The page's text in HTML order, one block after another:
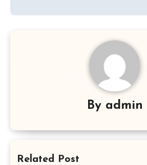
By admin
Related Post